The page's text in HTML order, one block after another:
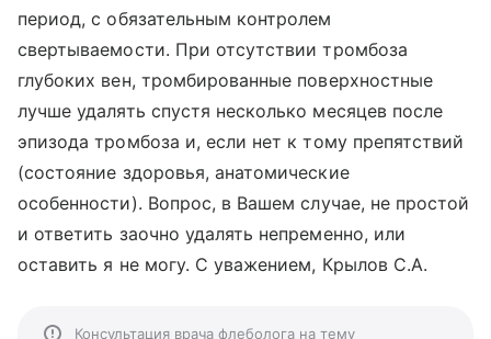
период, с обязательным контролем
свертываемости. При отсутствии тромбоза
глубоких вен, тромбированные поверхностные
лучше удалять спустя несколько месяцев после
эпизода тромбоза и, если нет к тому препятствий
(состояние здоровья, анатомические
особенности). Вопрос, в Вашем случае, не простой
и ответить заочно удалять непременно, или
оставить я не могу. С уважением, Крылов С.А.
Консультация врача флеболога на тему